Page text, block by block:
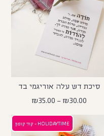
סיכת דש עלה אוריגמי בד
₪30.00
–
₪35.00
HOLIDAYTIME - קוד קופון